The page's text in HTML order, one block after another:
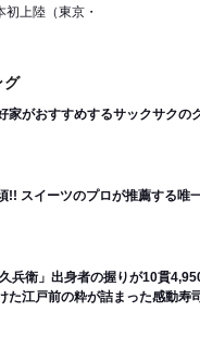
上陸（東京・
グ
家がおすすめするサックサクの
!! スイーツのプロが推薦する唯
久兵衛」出身者の握りが10貫
た江戸前の粋が詰まった感動寿